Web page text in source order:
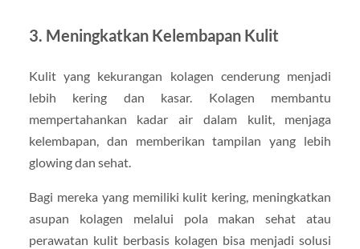
3. Meningkatkan Kelembapan Kulit
Kulit yang kekurangan kolagen cenderung menjadi
lebih kering dan kasar. Kolagen membantu
mempertahankan kadar air dalam kulit, menjaga
kelembapan, dan memberikan tampilan yang lebih
glowing dan sehat.
Bagi mereka yang memiliki kulit kering, meningkatkan
asupan kolagen melalui pola makan sehat atau
perawatan kulit berbasis kolagen bisa menjadi solusi